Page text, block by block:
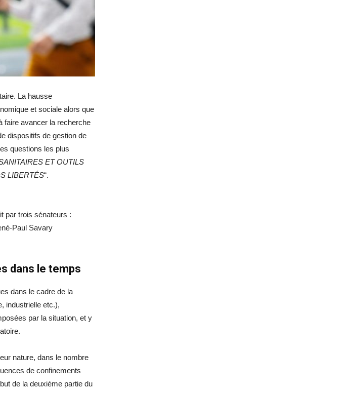
La hausse
et sociale alors que
faire avancer la recherche
dispositifs de gestion de
questions les plus
ET OUTILS
LIBERTÉS“.
par trois sénateurs :
Paul Savary
dans le temps
dans le cadre de la
industrielle etc.),
par la situation, et y
nature, dans le nombre
de confinements
de la deuxième partie du